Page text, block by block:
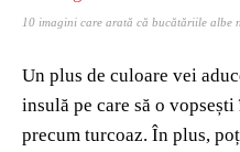
10 imagini care arată că bucătăriile albe
Un plus de culoare vei
insulă pe care să o
precum turcoaz. În plus,